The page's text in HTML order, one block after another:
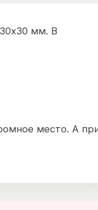
мм. В
место. А